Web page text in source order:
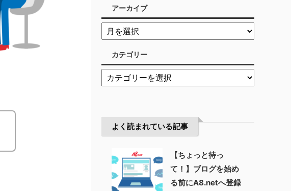
アーカイブ
カテゴリー
よく読まれている記事
【ちょっと待っ
て！】ブログを始め
る前にA8.netへ登録